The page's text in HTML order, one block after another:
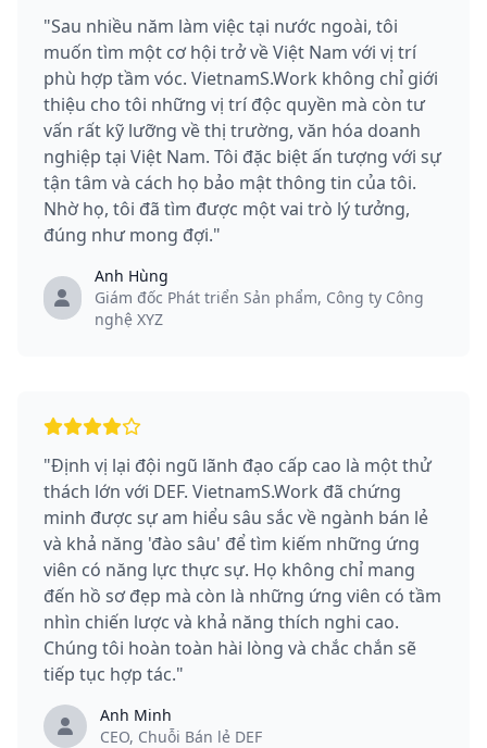
"Sau nhiều năm làm việc tại nước ngoài, tôi
muốn tìm một cơ hội trở về Việt Nam với vị trí
phù hợp tầm vóc. VietnamS.Work không chỉ giới
thiệu cho tôi những vị trí độc quyền mà còn tư
vấn rất kỹ lưỡng về thị trường, văn hóa doanh
nghiệp tại Việt Nam. Tôi đặc biệt ấn tượng với sự
tận tâm và cách họ bảo mật thông tin của tôi.
Nhờ họ, tôi đã tìm được một vai trò lý tưởng,
đúng như mong đợi."
Anh Hùng
Giám đốc Phát triển Sản phẩm, Công ty Công
nghệ XYZ
"Định vị lại đội ngũ lãnh đạo cấp cao là một thử
thách lớn với DEF. VietnamS.Work đã chứng
minh được sự am hiểu sâu sắc về ngành bán lẻ
và khả năng 'đào sâu' để tìm kiếm những ứng
viên có năng lực thực sự. Họ không chỉ mang
đến hồ sơ đẹp mà còn là những ứng viên có tầm
nhìn chiến lược và khả năng thích nghi cao.
Chúng tôi hoàn toàn hài lòng và chắc chắn sẽ
tiếp tục hợp tác."
Anh Minh
CEO, Chuỗi Bán lẻ DEF